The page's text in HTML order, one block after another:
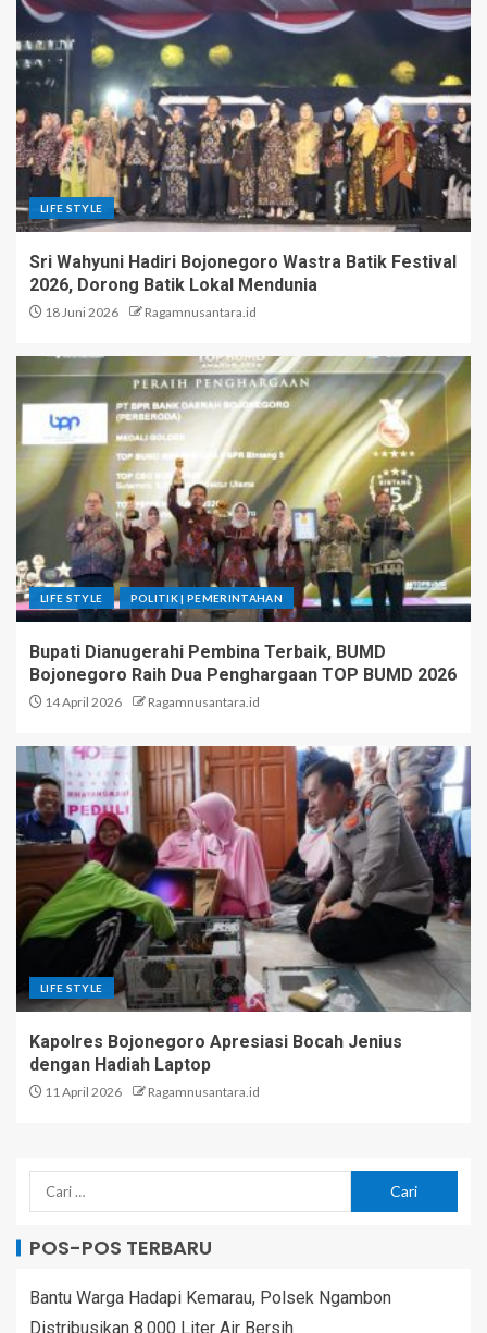
LIFE STYLE
Sri Wahyuni Hadiri Bojonegoro Wastra Batik Festival
2026, Dorong Batik Lokal Mendunia
18 Juni 2026 Ragamnusantara.id
LIFE STYLE POLITIK | PEMERINTAHAN
Bupati Dianugerahi Pembina Terbaik, BUMD
Bojonegoro Raih Dua Penghargaan TOP BUMD 2026
14 April 2026 Ragamnusantara.id
LIFE STYLE
Kapolres Bojonegoro Apresiasi Bocah Jenius
dengan Hadiah Laptop
11 April 2026 Ragamnusantara.id
POS-POS TERBARU
Bantu Warga Hadapi Kemarau, Polsek Ngambon
Distribusikan 8.000 Liter Air Bersih